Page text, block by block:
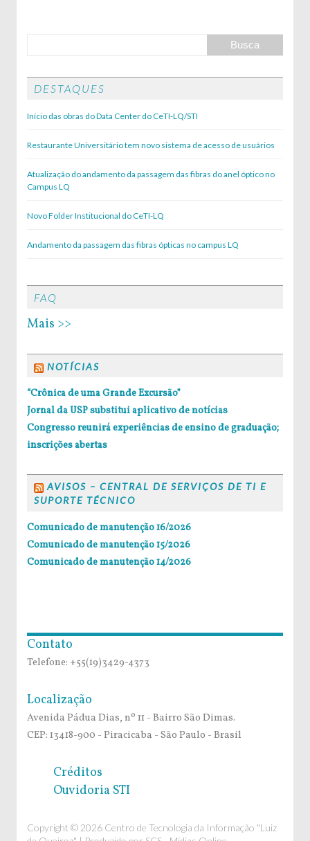
DESTAQUES
Início das obras do Data Center do CeTI-LQ/STI
Restaurante Universitário tem novo sistema de acesso de usuários
Atualização do andamento da passagem das fibras do anel óptico no
Campus LQ
Novo Folder Institucional do CeTI-LQ
Andamento da passagem das fibras ópticas no campus LQ
FAQ
Mais >>
NOTÍCIAS
“Crônica de uma Grande Excursão”
Jornal da USP substitui aplicativo de notícias
Congresso reunirá experiências de ensino de graduação;
inscrições abertas
AVISOS – CENTRAL DE SERVIÇOS DE TI E
SUPORTE TÉCNICO
Comunicado de manutenção 16/2026
Comunicado de manutenção 15/2026
Comunicado de manutenção 14/2026
Contato
Telefone: +55(19)3429-4373
Localização
Avenida Pádua Dias, nº 11 - Bairro São Dimas.
CEP: 13418-900 - Piracicaba - São Paulo - Brasil
Créditos
Ouvidoria STI
Copyright © 2026 Centro de Tecnologia da Informação "Luiz